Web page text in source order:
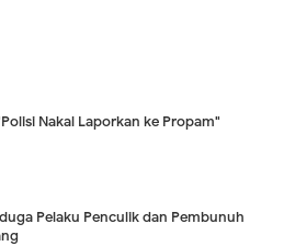
Nakal Laporkan ke Propam"
Pelaku Penculik dan Pembunuh